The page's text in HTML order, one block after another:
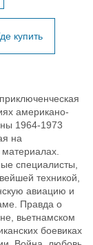
купить
американо-
1964-1973
на
специалисты,
техникой,
авиацию и
Правда о
вьетнамском
боевиках